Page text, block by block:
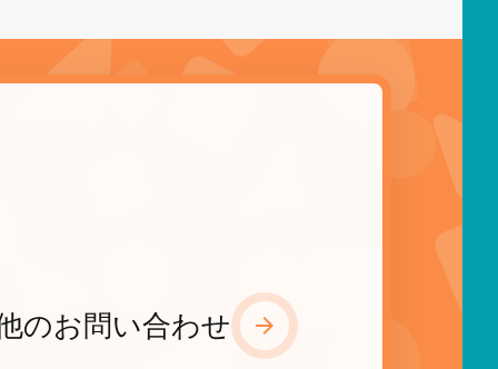
のお問い合わせ